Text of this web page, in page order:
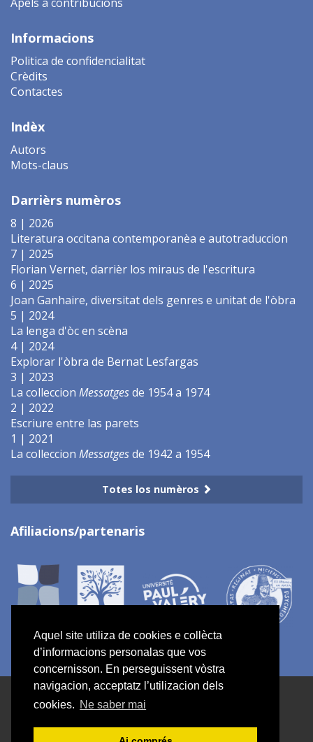
Aquel site utiliza de cookies e collècta
d’informacions personalas que vos
concernisson. En perseguissent vòstra
navigacion, acceptatz l’utilizacion dels
cookies. Ne saber mai
Informacions
Politica de confidencialitat
Crèdits
Contactes
Indèx
Autors
Mots-claus
Darrièrs numèros
8 | 2026
Literatura occitana contemporanèa e autotraduccion
7 | 2025
Florian Vernet, darrièr los miraus de l'escritura
6 | 2025
Joan Ganhaire, diversitat dels genres e unitat de l'òbra
5 | 2024
La lenga d'òc en scèna
4 | 2024
Explorar l'òbra de Bernat Lesfargas
3 | 2023
La colleccion Messatgesde 1954 a 1974
2 | 2022
Escriure entre las parets
1 | 2021
La colleccion Messatgesde 1942 a 1954
Totes los numèros
Afiliacions/partenaris
ISSN electronic 2967-7734
Mapa del site